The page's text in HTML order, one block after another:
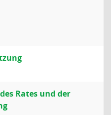
Rates und der